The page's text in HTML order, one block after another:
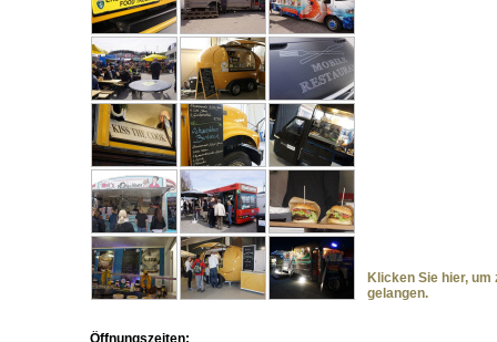
Klicken Sie hier, um
gelangen.
Öffnungszeiten: